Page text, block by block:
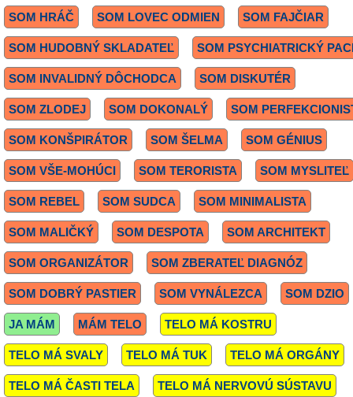
SOM HRÁČ SOM LOVEC ODMIEN SOM FAJČIAR
SOM HUDOBNÝ SKLADATEĽ SOM PSYCHIATRICKÝ
SOM INVALIDNÝ DÔCHODCA SOM DISKUTÉR
SOM ZLODEJ SOM DOKONALÝ SOM
SOM KONŠPIRÁTOR SOM ŠELMA SOM GÉNIUS
SOM VŠE-MOHÚCI SOM TERORISTA SOM MYSLITEĽ
SOM REBEL SOM SUDCA SOM MINIMALISTA
SOM MALIČKÝ SOM DESPOTA SOM ARCHITEKT
SOM ORGANIZÁTOR SOM ZBERATEĽ DIAGNÓZ
SOM DOBRÝ PASTIER SOM VYNÁLEZCA SOM DZIO
JA MÁM MÁM TELO TELO MÁ KOSTRU
TELO MÁ SVALY TELO MÁ TUK TELO MÁ ORGÁNY
TELO MÁ ČASTI TELA TELO MÁ NERVOVÚ SÚSTAVU